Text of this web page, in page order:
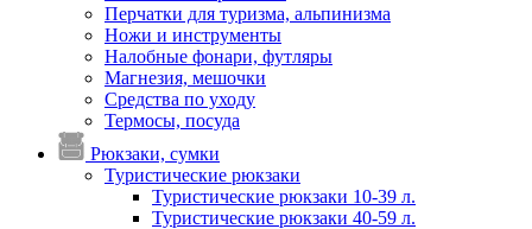
Перчатки для туризма, альпинизма
Ножи и инструменты
Налобные фонари, футляры
Магнезия, мешочки
Средства по уходу
Термосы, посуда
Рюкзаки, сумки
Туристические рюкзаки
Туристические рюкзаки 10-39 л.
Туристические рюкзаки 40-59 л.